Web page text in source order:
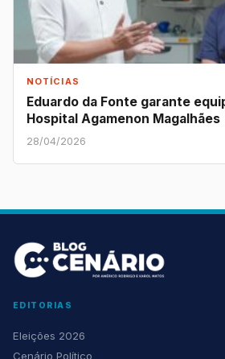
NOTÍCIAS
Eduardo da Fonte garante
Hospital Agamenon Magalhães
28/04/2026
EDITORIAS
Eleições 2026
Cenário Político